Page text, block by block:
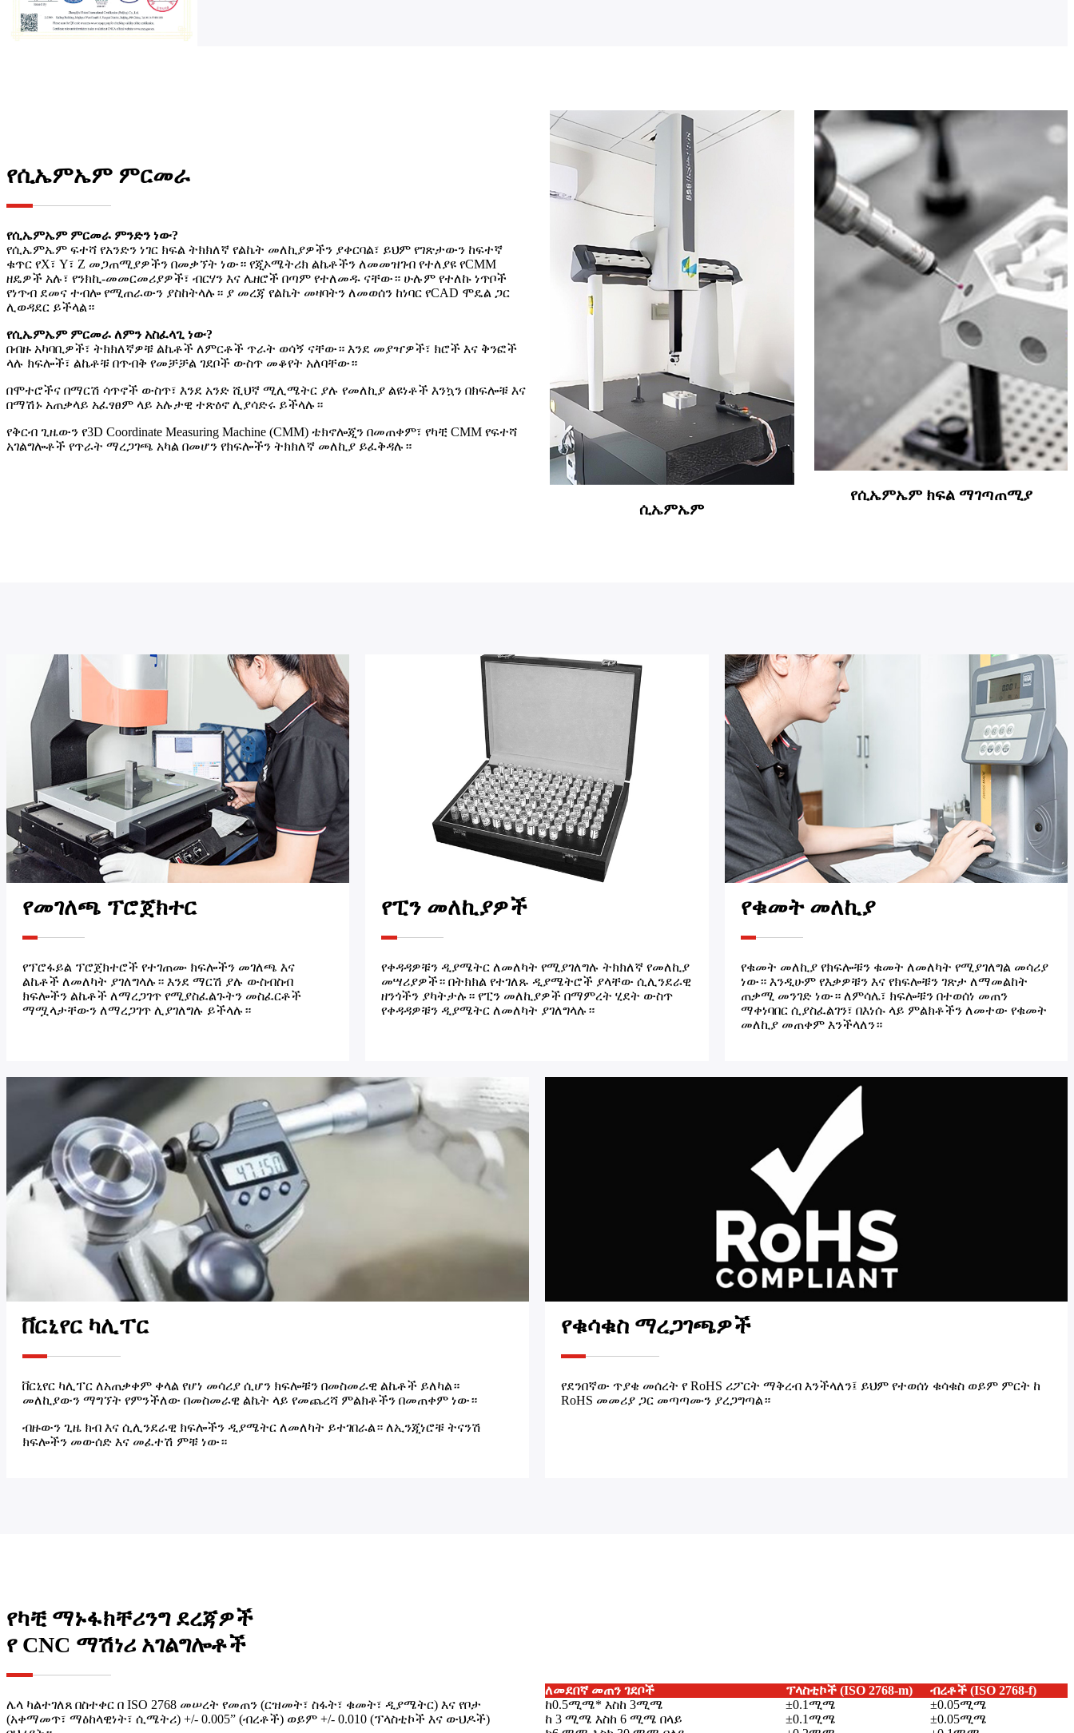
የሲኤምኤም ምርመራ
የሲኤምኤም ምርመራ ምንድን ነው?
የሲኤምኤም ፍተሻ የአንድን ነገር ክፍል ትክክለኛ የልኬት መለኪያዎችን ያቀርባል፣ ይህም የገጽታውን ከፍተኛ
ቁጥር የX፣ Y፣ Z መጋጠሚያዎችን በመቃኘት ነው። የጂኦሜትሪክ ልኬቶችን ለመመዝገብ የተለያዩ የCMM
ዘዴዎች አሉ፣ የንክኪ-መመርመሪያዎች፣ ብርሃን እና ሌዘሮች በጣም የተለመዱ ናቸው። ሁሉም የተለኩ ነጥቦች
የነጥብ ደመና ተብሎ የሚጠራውን ያስከትላሉ። ያ መረጃ የልኬት መዛባትን ለመወሰን ከነባር የCAD ሞዴል ጋር
ሊወዳደር ይችላል።
የሲኤምኤም ምርመራ ለምን አስፈላጊ ነው?
በብዙ አካባቢዎች፣ ትክክለኛዎቹ ልኬቶች ለምርቶች ጥራት ወሳኝ ናቸው። እንደ መያዣዎች፣ ክሮች እና ቅንፎች
ላሉ ክፍሎች፣ ልኬቶቹ በጥብቅ የመቻቻል ገደቦች ውስጥ መቆየት አለባቸው።
በሞተሮችና በማርሽ ሳጥኖች ውስጥ፣ እንደ አንድ ሺህኛ ሚሊሜትር ያሉ የመለኪያ ልዩነቶች እንኳን በክፍሎቹ እና
በማሽኑ አጠቃላይ አፈፃፀም ላይ አሉታዊ ተጽዕኖ ሊያሳድሩ ይችላሉ።
የቅርብ ጊዜውን የ3D Coordinate Measuring Machine (CMM) ቴክኖሎጂን በመጠቀም፣ የካቺ CMM የፍተሻ
አገልግሎቶች የጥራት ማረጋገጫ አካል በመሆን የክፍሎችን ትክክለኛ መለኪያ ይፈቅዳሉ።
ሲኤምኤም
የሲኤምኤም ክፍል ማገጣጠሚያ
የመገለጫ ፕሮጀክተር
የፕሮፋይል ፕሮጀክተሮች የተገጠሙ ክፍሎችን መገለጫ እና
ልኬቶች ለመለካት ያገለግላሉ። እንደ ማርሽ ያሉ ውስብስብ
ክፍሎችን ልኬቶች ለማረጋገጥ የሚያስፈልጉትን መስፈርቶች
ማሟላታቸውን ለማረጋገጥ ሊያገለግሉ ይችላሉ።
የፒን መለኪያዎች
የቀዳዳዎቹን ዲያሜትር ለመለካት የሚያገለግሉ ትክክለኛ የመለኪያ
መሣሪያዎች። በትክክል የተገለጹ ዲያሜትሮች ያላቸው ሲሊንደራዊ
ዘንጎችን ያካትታሉ። የፒን መለኪያዎች በማምረት ሂደት ውስጥ
የቀዳዳዎቹን ዲያሜትር ለመለካት ያገለግላሉ።
የቁመት መለኪያ
የቁመት መለኪያ የክፍሎቹን ቁመት ለመለካት የሚያገለግል መሳሪያ
ነው። እንዲሁም የእቃዎቹን እና የክፍሎቹን ገጽታ ለማመልከት
ጠቃሚ መንገድ ነው። ለምሳሌ፣ ክፍሎቹን በተወሰነ መጠን
ማቀነባበር ሲያስፈልገን፣ በእነሱ ላይ ምልክቶችን ለመተው የቁመት
መለኪያ መጠቀም እንችላለን።
ቨርኒየር ካሊፐር
ቨርኒየር ካሊፐር ለአጠቃቀም ቀላል የሆነ መሳሪያ ሲሆን ክፍሎቹን በመስመራዊ ልኬቶች ይለካል።
መለኪያውን ማግኘት የምንችለው በመስመራዊ ልኬት ላይ የመጨረሻ ምልክቶችን በመጠቀም ነው።
ብዙውን ጊዜ ክብ እና ሲሊንደራዊ ክፍሎችን ዲያሜትር ለመለካት ይተገበራል። ለኢንጂነሮቹ ትናንሽ
ክፍሎችን መውሰድ እና መፈተሽ ምቹ ነው።
የቁሳቁስ ማረጋገጫዎች
የደንበኛው ጥያቄ መሰረት የ RoHS ሪፖርት ማቅረብ እንችላለን፤ ይህም የተወሰነ ቁሳቁስ ወይም ምርት ከ
RoHS መመሪያ ጋር መጣጣሙን ያረጋግጣል።
የካቺ ማኑፋክቸሪንግ ደረጃዎች
የ CNC ማሽነሪ አገልግሎቶች
ሌላ ካልተገለጸ በስተቀር በ ISO 2768 መሠረት የመጠን (ርዝመት፣ ስፋት፣ ቁመት፣ ዲያሜትር) እና የቦታ
(አቀማመጥ፣ ማዕከላዊነት፣ ሲሜትሪ) +/- 0.005” (ብረቶች) ወይም +/- 0.010 (ፕላስቲኮች እና ውህዶች)
ለመደበኛ መጠን ገደቦች ፕላስቲኮች (ISO 2768-m)
ብረቶች (ISO 2768-f)
ከ0.5ሚሜ* እስከ 3ሚሜ
±0.1ሚሜ
±0.05ሚሜ
ከ 3 ሚሜ እስከ 6 ሚሜ በላይ
±0.1ሚሜ
±0.05ሚሜ